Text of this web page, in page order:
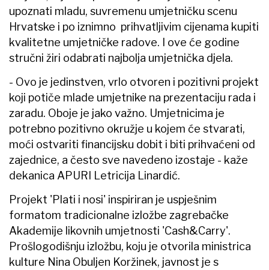
upoznati mladu, suvremenu umjetničku scenu
Hrvatske i po iznimno prihvatljivim cijenama kupiti
kvalitetne umjetničke radove. I ove će godine
stručni žiri odabrati najbolja umjetnička djela.
- Ovo je jedinstven, vrlo otvoren i pozitivni projekt
koji potiče mlade umjetnike na prezentaciju rada i
zaradu. Oboje je jako važno. Umjetnicima je
potrebno pozitivno okružje u kojem će stvarati,
moći ostvariti financijsku dobit i biti prihvaćeni od
zajednice, a često sve navedeno izostaje - kaže
dekanica APURI Letricija Linardić.
Projekt 'Plati i nosi' inspiriran je uspješnim
formatom tradicionalne izložbe zagrebačke
Akademije likovnih umjetnosti 'Cash&Carry'.
Prošlogodišnju izložbu, koju je otvorila ministrica
kulture Nina Obuljen Koržinek, javnost je s